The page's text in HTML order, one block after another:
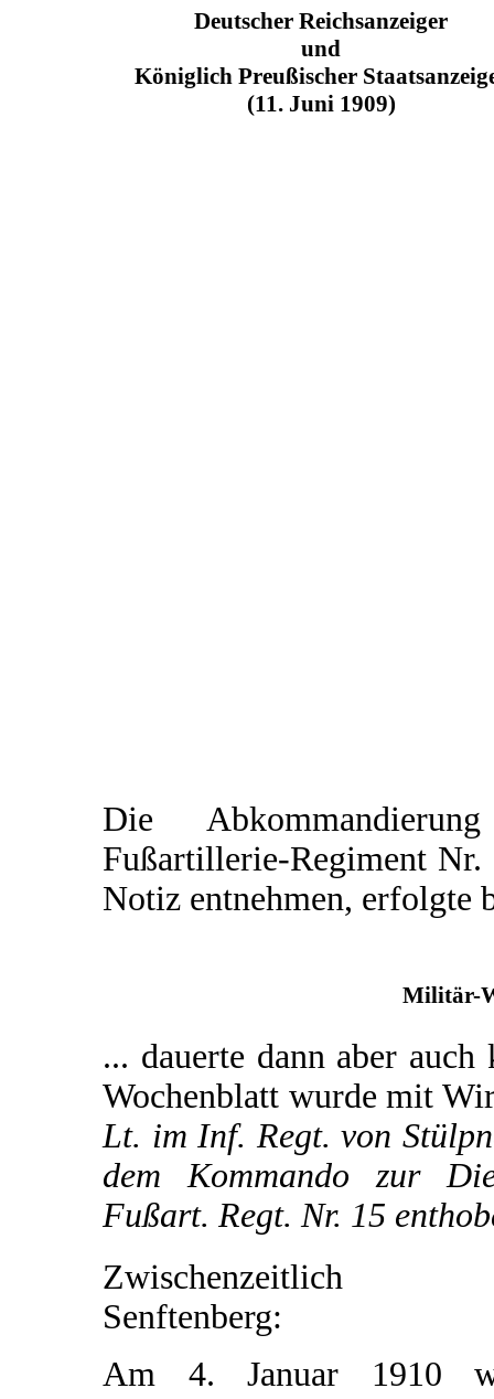
Deutscher Reichsanzeiger
und
Königlich Preußischer
(11. Juni 1909)
Die
Fußartillerie-Regiment Nr.
Notiz entnehmen, erfolgte
Militär-
... dauerte dann aber
Wochenblatt wurde mit
Lt. im Inf. Regt. von
dem Kommando zur
Fußart. Regt. Nr. 15
Zwischenzeitlich
Senftenberg:
Am 4. Januar 1910